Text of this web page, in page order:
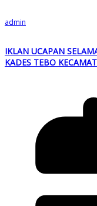
admin
IKLAN UCAPAN
KADES TEBO